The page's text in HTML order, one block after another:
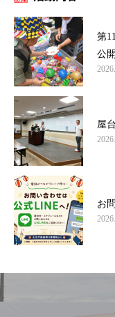
第
公
屋
お